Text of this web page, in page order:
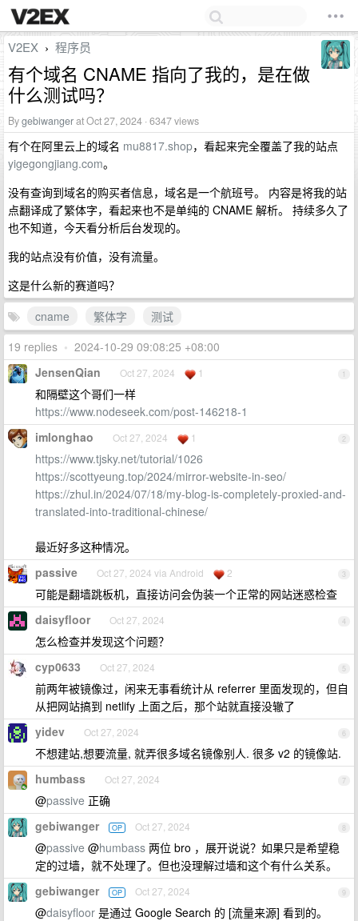
V2EX › 程序员
有个域名 CNAME 指向了我的，是在做
什么测试吗？
Bygebiwangerat Oct 27, 2024 · 6347 views
有个在阿里云上的域名 mu8817.shop，看起来完全覆盖了我的站点
yigegongjiang.com。
没有查询到域名的购买者信息，域名是一个航班号。 内容是将我的站
点翻译成了繁体字，看起来也不是单纯的 CNAME 解析。 持续多久了
也不知道，今天看分析后台发现的。
我的站点没有价值，没有流量。
这是什么新的赛道吗？
cname
繁体字
测试
19 replies • 2024-10-29 09:08:25 +08:00
1
JensenQian Oct 27, 2024 1
和隔壁这个哥们一样
https://www.nodeseek.com/post-146218-1
2
imlonghao Oct 27, 2024 1
https://www.tjsky.net/tutorial/1026
https://scottyeung.top/2024/mirror-website-in-seo/
https://zhul.in/2024/07/18/my-blog-is-completely-proxied-and-
translated-into-traditional-chinese/
最近好多这种情况。
3
passive Oct 27, 2024 via Android 2
可能是翻墙跳板机，直接访问会伪装一个正常的网站迷惑检查
4
daisyfloor Oct 27, 2024
怎么检查并发现这个问题？
5
cyp0633 Oct 27, 2024
前两年被镜像过，闲来无事看统计从 referrer 里面发现的，但自
从把网站搞到 netlify 上面之后，那个站就直接没辙了
6
yidev Oct 27, 2024
不想建站,想要流量, 就弄很多域名镜像别人. 很多 v2 的镜像站.
7
humbass Oct 27, 2024
@passive 正确
8
gebiwanger OP Oct 27, 2024
@passive @humbass 两位 bro ，展开说说？如果只是希望稳
定的过墙，就不处理了。但也没理解过墙和这个有什么关系。
9
gebiwanger OP Oct 27, 2024
@daisyfloor 是通过 Google Search 的 [流量来源] 看到的。